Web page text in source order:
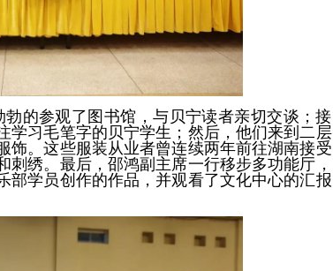
的参观了图书馆，与贝宁读者亲切交谈；接
学习毛笔字的贝宁学生；然后，他们来到二层
饰。这些服装从业者曾连续两年前往湖南接受
绣。最后，邵鸿副主席一行移步多功能厅，
部学员创作的作品，并观看了文化中心的汇报